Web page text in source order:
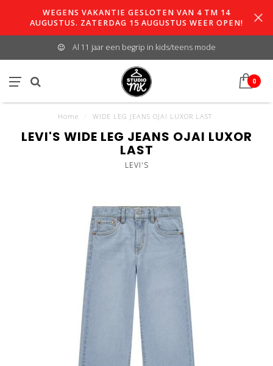
WEGENS VAKANTIE GESLOTEN VAN 4 TM 14
AUGUSTUS. ZATERDAG 15 AUGUSTUS WEER OPEN!
Al 11 jaar een begrip in kids/teens mode
0
Home WIDE LEG JEANS OJAI LUXOR LAST
LEVI'S WIDE LEG JEANS OJAI LUXOR
LAST
LEVI'S